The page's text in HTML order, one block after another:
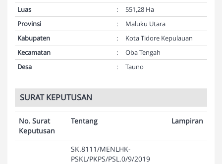
Luas
:
551,28 Ha
Provinsi
:
Maluku Utara
Kabupaten
:
Kota Tidore Kepulauan
Kecamatan
:
Oba Tengah
Desa
: Tauno
SURAT KEPUTUSAN
No. Surat
Keputusan
Tentang Lampiran
SK.8111/MENLHK-
PSKL/PKPS/PSL.0/9/2019